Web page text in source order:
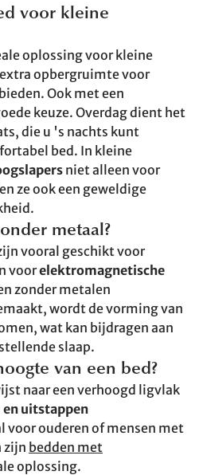
voor kleine
oplossing voor kleine
opbergruimte voor
Ook met een
keuze. Overdag dient het
die u 's nachts kunt
bed. In kleine
niet alleen voor
ze ook een geweldige
metaal?
vooral geschikt voor
voorelektromagnetische
zonder metalen
wordt de vorming van
wat kan bijdragen aan
slaap.
van een bed?
naar een verhoogd ligvlak
uitstappen
voor ouderen of mensen met
zijn bedden met
oplossing.